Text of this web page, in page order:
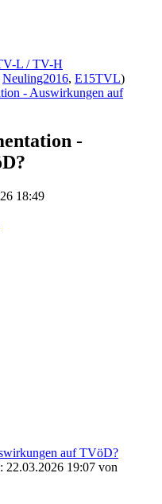
L / TV-H
Neuling2016, E15TVL)
- Auswirkungen auf
-
18:49
auf TVöD?
: 22.03.2026 19:07 von